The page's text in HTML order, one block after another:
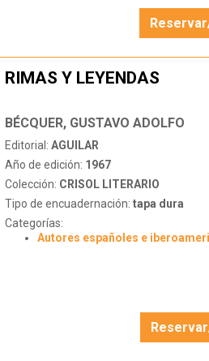
RIMAS Y LEYENDAS
BÉCQUER, GUSTAVO ADOLFO
Editorial: AGUILAR
Año de edición: 1967
Colección: CRISOL LITERARIO
Tipo de encuadernación: tapa dura
Categorías:
Autores españoles e